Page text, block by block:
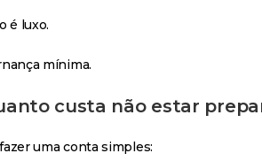
é luxo.
mínima.
custa não estar
uma conta simples: